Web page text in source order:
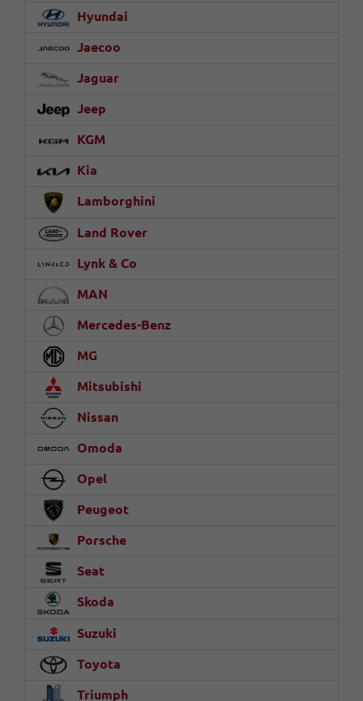
Hyundai
Jaecoo
Jaguar
Jeep
KGM
Kia
Lamborghini
Land Rover
Lynk & Co
MAN
Mercedes-Benz
MG
Mitsubishi
Nissan
Omoda
Opel
Peugeot
Porsche
Seat
Skoda
Suzuki
Toyota
Triumph